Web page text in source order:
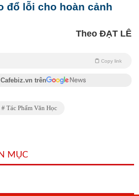
đổ lỗi cho hoàn cảnh
Theo ĐẠT LÊ
Copy link
trên
Tác Phẩm Văn Học
MỤC